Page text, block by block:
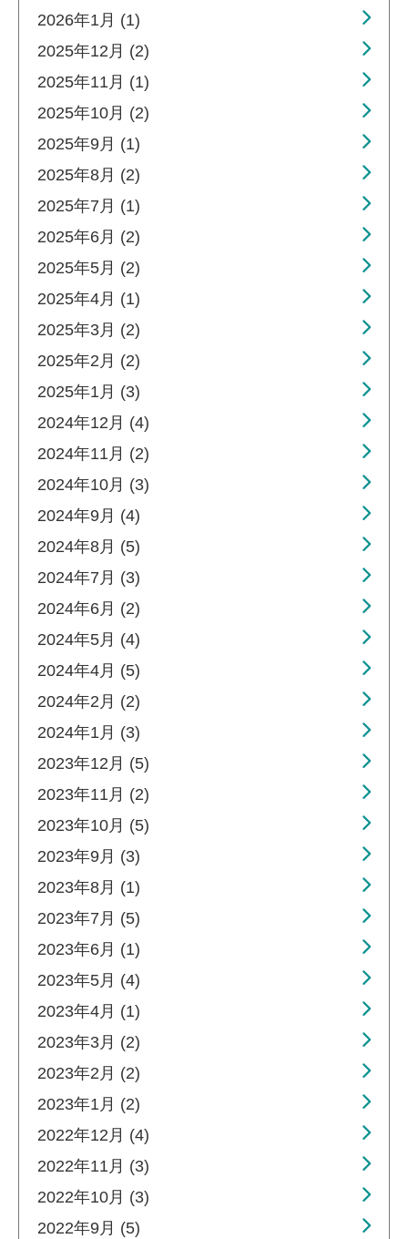
2026年1月 (1)
2025年12月 (2)
2025年11月 (1)
2025年10月 (2)
2025年9月 (1)
2025年8月 (2)
2025年7月 (1)
2025年6月 (2)
2025年5月 (2)
2025年4月 (1)
2025年3月 (2)
2025年2月 (2)
2025年1月 (3)
2024年12月 (4)
2024年11月 (2)
2024年10月 (3)
2024年9月 (4)
2024年8月 (5)
2024年7月 (3)
2024年6月 (2)
2024年5月 (4)
2024年4月 (5)
2024年2月 (2)
2024年1月 (3)
2023年12月 (5)
2023年11月 (2)
2023年10月 (5)
2023年9月 (3)
2023年8月 (1)
2023年7月 (5)
2023年6月 (1)
2023年5月 (4)
2023年4月 (1)
2023年3月 (2)
2023年2月 (2)
2023年1月 (2)
2022年12月 (4)
2022年11月 (3)
2022年10月 (3)
2022年9月 (5)